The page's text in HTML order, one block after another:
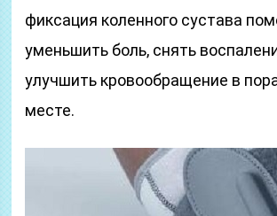
фиксация коленного сустава
уменьшить боль, снять
улучшить кровообращение в
месте.